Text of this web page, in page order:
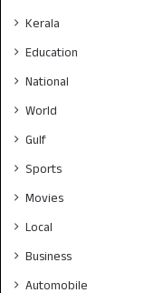
Kerala
Education
National
World
Gulf
Sports
Movies
Local
Business
Automobile